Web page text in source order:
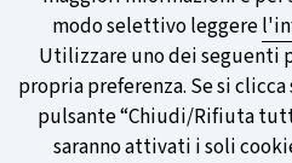
cookie
modo selettivo leggere
Utilizzare uno dei seguenti
propria preferenza. Se si
pulsante “Chiudi/Rifiuta
saranno attivati i soli
SCOPRI